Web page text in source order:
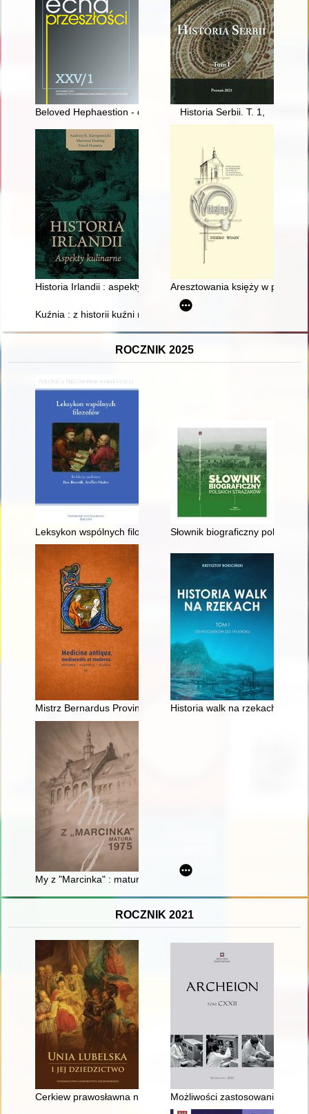
Beloved Hephaestion - detested Hephaestion
Historia Serbii. T. 1,
Historia Irlandii : aspekty kulinarneAresztowania księży w parafii
Kuźnia : z historii kuźni miejskiej w Habelschwerdt i Bystrzycy
ROCZNIK 2025
Leksykon wspólnych filozofów Słownik biograficzny polskich
Mistrz Bernardus Provincialis o afrodyzjakach, sposobach na
Historia walk na rzekach. T. 1,
My z "Marcinka" : matura 1975
ROCZNIK 2021
Cerkiew prawosławna na terenie Rzeczypospolitej przed i po
Możliwości zastosowania